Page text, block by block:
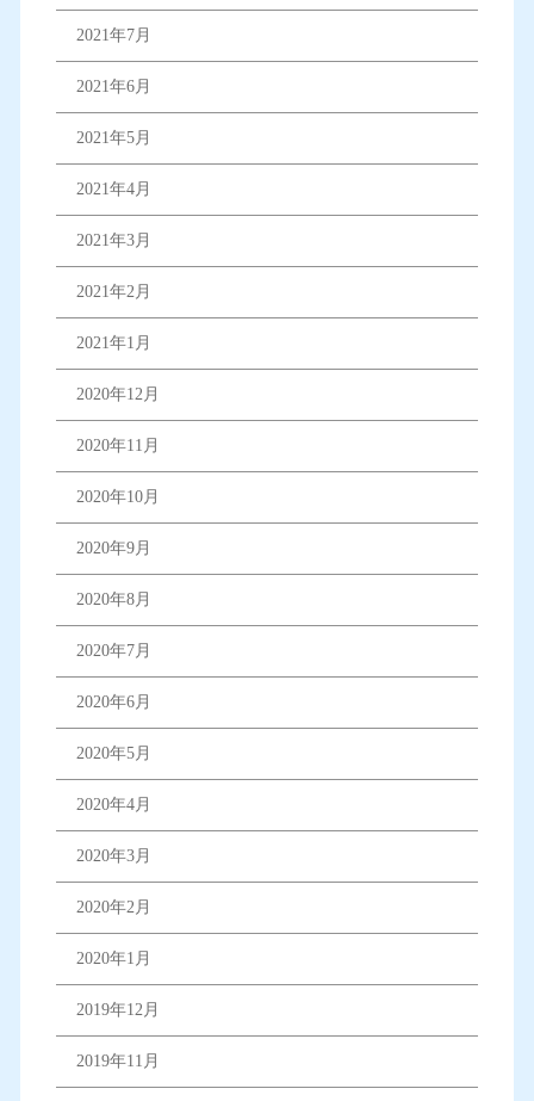
2021年7月
2021年6月
2021年5月
2021年4月
2021年3月
2021年2月
2021年1月
2020年12月
2020年11月
2020年10月
2020年9月
2020年8月
2020年7月
2020年6月
2020年5月
2020年4月
2020年3月
2020年2月
2020年1月
2019年12月
2019年11月